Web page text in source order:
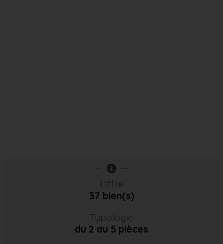
Offre
37 bien(s)
Typologie
du 2 au 5 pièces